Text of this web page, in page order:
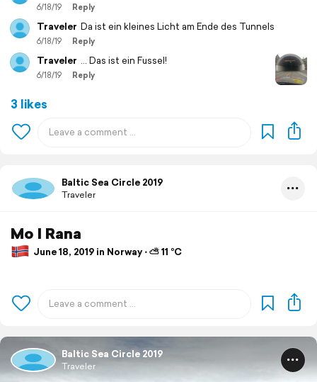
6/18/19 Reply
Traveler Da ist ein kleines Licht am Ende des Tunnels
6/18/19 Reply
Traveler ... Das ist ein Fussel!
6/18/19 Reply
3 likes
Baltic Sea Circle 2019
Traveler
Mo I Rana
June 18, 2019 in Norway ⋅ ⛅ 11 °C
Baltic Sea Circle 2019
Traveler